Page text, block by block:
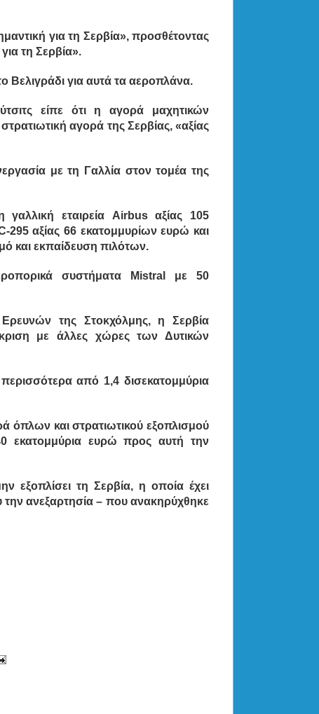
για τη Σερβία», προσθέτοντας
τη Σερβία».
Βελιγράδι για αυτά τα αεροπλάνα.
είπε ότι η αγορά μαχητικών
αγορά της Σερβίας, «αξίας
με τη Γαλλία στον τομέα της
εταιρεία Airbus αξίας 105
αξίας 66 εκατομμυρίων ευρώ και
και εκπαίδευση πιλότων.
συστήματα Mistral με 50
της Στοκχόλμης, η Σερβία
με άλλες χώρες των Δυτικών
από 1,4 δισεκατομμύρια
όπλων και στρατιωτικού εξοπλισμού
εκατομμύρια ευρώ προς αυτή την
εξοπλίσει τη Σερβία, η οποία έχει
την ανεξαρτησία – που ανακηρύχθηκε